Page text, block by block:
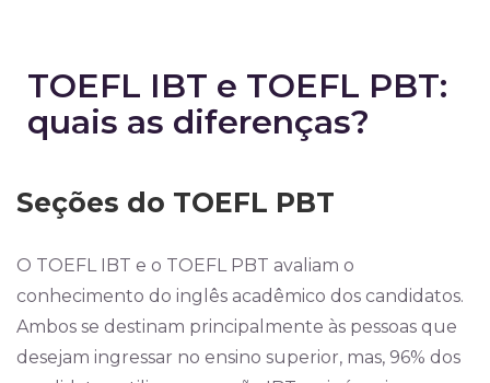
TOEFL IBT e TOEFL PBT:
quais as diferenças?
Seções do TOEFL PBT
O TOEFL IBT e o TOEFL PBT avaliam o
conhecimento do inglês acadêmico dos candidatos.
Ambos se destinam principalmente às pessoas que
desejam ingressar no ensino superior, mas, 96% dos